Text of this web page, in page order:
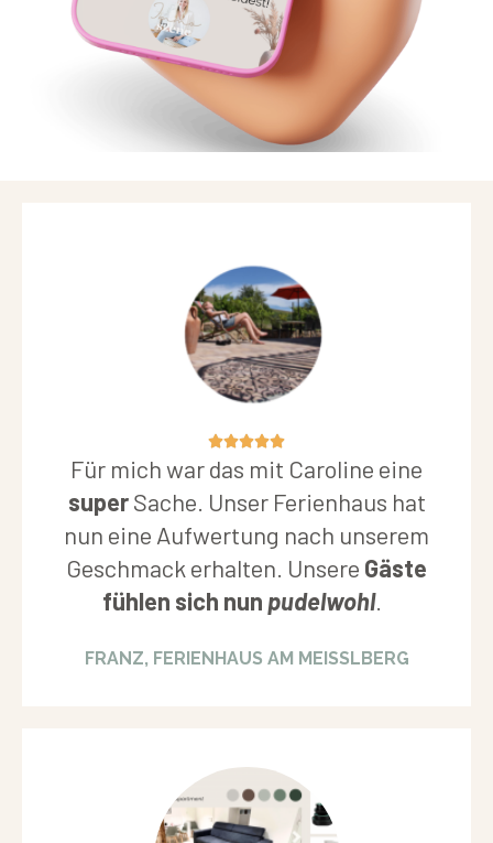
5/5
Für mich war das mit Caroline eine
superSache. Unser Ferienhaus hat
nun eine Aufwertung nach unserem
Geschmack erhalten. Unsere Gäste
fühlen sich nun pudelwohl.
FRANZ, FERIENHAUS AM MEISSLBERG